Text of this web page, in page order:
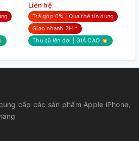
Liên hệ
Trả góp 0% | Qua thẻ tín dụng
Giao nhanh 2H *
Thu cũ lên đời | GIÁ CAO 💥
cấp các sản phẩm Apple iPhone,